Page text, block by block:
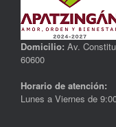
Domicilio: Av.
60600
Horario de atención:
Lunes a Viernes de